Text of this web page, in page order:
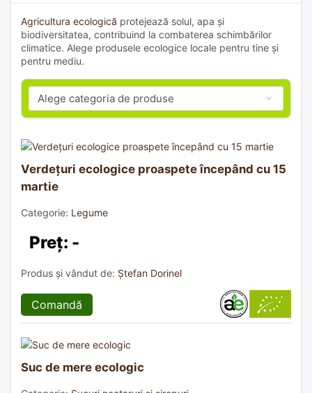
Agricultura ecologică protejează solul, apa și
biodiversitatea, contribuind la combaterea schimbărilor
climatice. Alege produsele ecologice locale pentru tine și
pentru mediu.
Verdețuri ecologice proaspete începând cu 15
martie
Categorie: Legume
Preț: -
Produs și vândut de: Ștefan Dorinel
Comandă
Suc de mere ecologic